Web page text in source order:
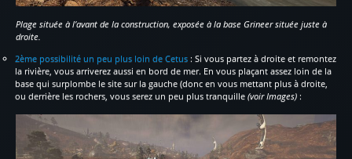
Plage située à l’avant de la construction, exposée à la base Grineer située juste à
droite.
2ème possibilité un peu plus loin de Cetus : Si vous partez à droite et remontez
la rivière, vous arriverez aussi en bord de mer. En vous plaçant assez loin de la
base qui surplombe le site sur la gauche (donc en vous mettant plus à droite,
ou derrière les rochers, vous serez un peu plus tranquille(voir Images):